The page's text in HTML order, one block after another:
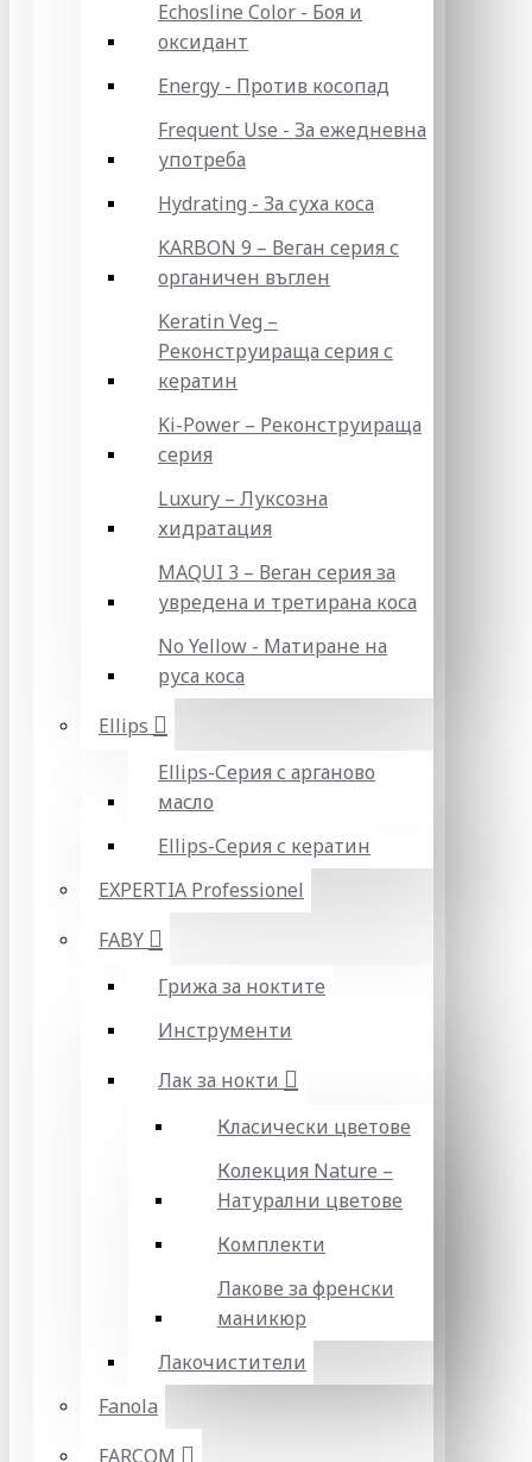
Echosline Color - Боя и
оксидант
Energy - Против косопад
Frequent Use - За ежедневна
употреба
Hydrating - За суха коса
KARBON 9 – Веган серия с
органичен въглен
Keratin Veg –
Реконструираща серия с
кератин
Ki-Power – Реконструираща
серия
Luxury – Луксозна
хидратация
MAQUI 3 – Веган серия за
увредена и третирана коса
No Yellow - Матиране на
руса коса
Ellips
Ellips-Серия с арганово
масло
Ellips-Серия с кератин
EXPERTIA Professionel
FABY
Грижа за ноктите
Инструменти
Лак за нокти
Класически цветове
Колекция Nature –
Натурални цветове
Комплекти
Лакове за френски
маникюр
Лакочистители
Fanola
FARCOM